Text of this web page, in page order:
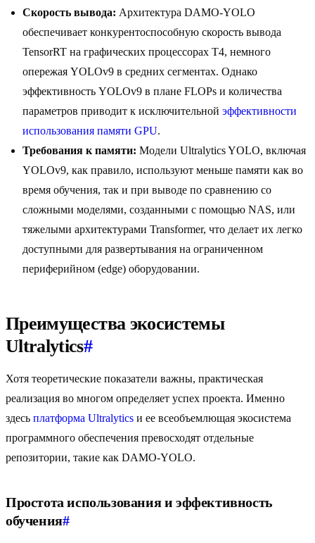
Скорость вывода: Архитектура DAMO-YOLO
обеспечивает конкурентоспособную скорость вывода
TensorRT на графических процессорах T4, немного
опережая YOLOv9 в средних сегментах. Однако
эффективность YOLOv9 в плане FLOPs и количества
параметров приводит к исключительной эффективности
использования памяти GPU.
Требования к памяти: Модели Ultralytics YOLO, включая
YOLOv9, как правило, используют меньше памяти как во
время обучения, так и при выводе по сравнению со
сложными моделями, созданными с помощью NAS, или
тяжелыми архитектурами Transformer, что делает их легко
доступными для развертывания на ограниченном
периферийном (edge) оборудовании.
Преимущества экосистемы
Ultralytics#
Хотя теоретические показатели важны, практическая
реализация во многом определяет успех проекта. Именно
здесь платформа Ultralytics и ее всеобъемлющая экосистема
программного обеспечения превосходят отдельные
репозитории, такие как DAMO-YOLO.
Простота использования и эффективность
обучения#